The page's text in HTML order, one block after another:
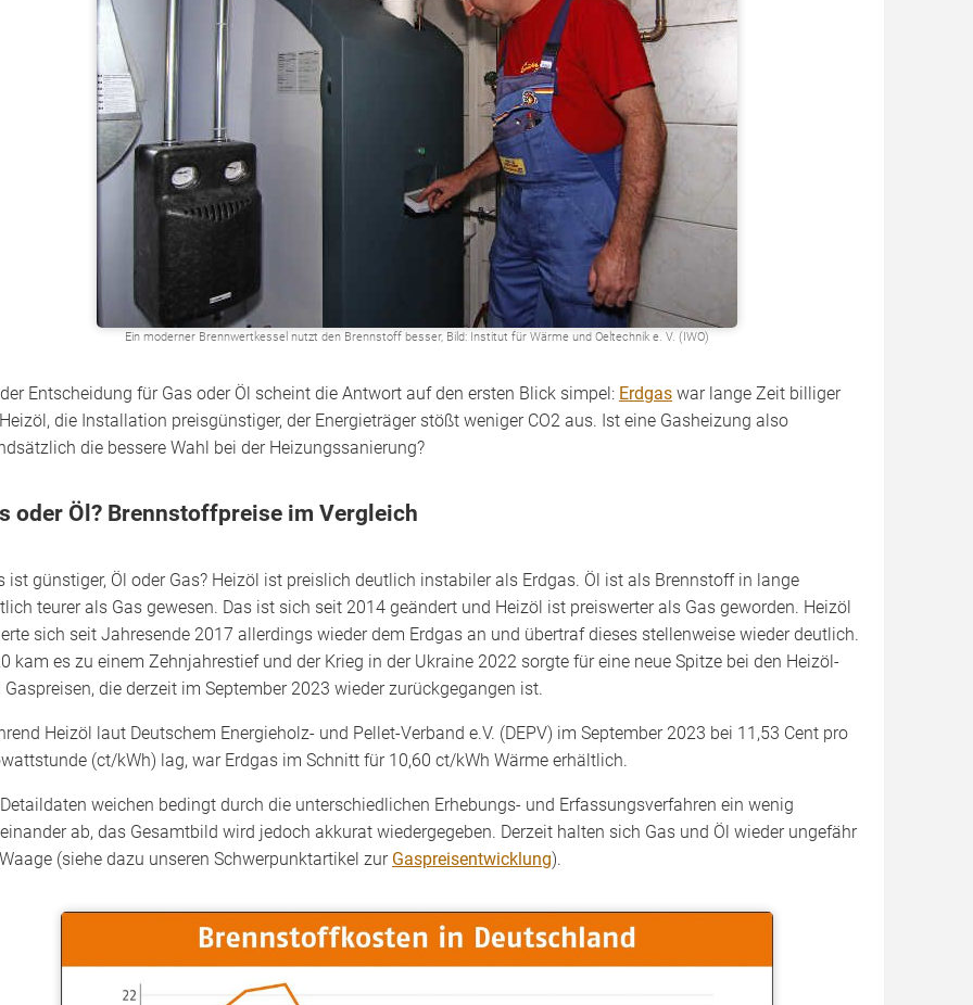
Ein moderner Brennwertkessel nutzt den Brennstoff besser, Bild: Institut für Wärme und Oeltechnik e. V. (IWO)
Entscheidung für Gas oder Öl scheint die Antwort auf den ersten Blick simpel: Erdgas war lange Zeit billiger
die Installation preisgünstiger, der Energieträger stößt weniger CO2 aus. Ist eine Gasheizung also
die bessere Wahl bei der Heizungssanierung?
oder Öl? Brennstoffpreise im Vergleich
ist günstiger, Öl oder Gas? Heizöl ist preislich deutlich instabiler als Erdgas. Öl ist als Brennstoff in lange
teurer als Gas gewesen. Das ist sich seit 2014 geändert und Heizöl ist preiswerter als Gas geworden. Heizöl
sich seit Jahresende 2017 allerdings wieder dem Erdgas an und übertraf dieses stellenweise wieder deutlich.
kam es zu einem Zehnjahrestief und der Krieg in der Ukraine 2022 sorgte für eine neue Spitze bei den Heizöl-
Gaspreisen, die derzeit im September 2023 wieder zurückgegangen ist.
Heizöl laut Deutschem Energieholz- und Pellet-Verband e.V. (DEPV) im September 2023 bei 11,53 Cent pro
(ct/kWh) lag, war Erdgas im Schnitt für 10,60 ct/kWh Wärme erhältlich.
weichen bedingt durch die unterschiedlichen Erhebungs- und Erfassungsverfahren ein wenig
ab, das Gesamtbild wird jedoch akkurat wiedergegeben. Derzeit halten sich Gas und Öl wieder ungefähr
(siehe dazu unseren Schwerpunktartikel zur Gaspreisentwicklung).